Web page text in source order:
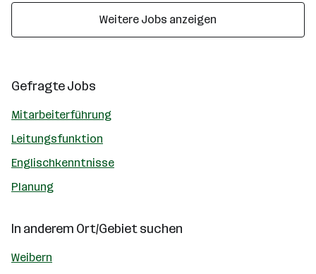
Weitere Jobs anzeigen
Gefragte Jobs
Mitarbeiterführung
Leitungsfunktion
Englischkenntnisse
Planung
In anderem Ort/Gebiet suchen
Weibern